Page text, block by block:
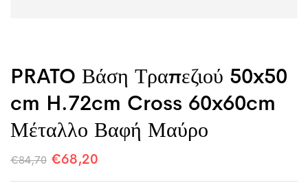
PRATO Βάση Τραπεζιού 50x50
Cm H.72cm Cross 60x60cm
Μέταλλο Βαφή Μαύρο
€84,70 €68,20